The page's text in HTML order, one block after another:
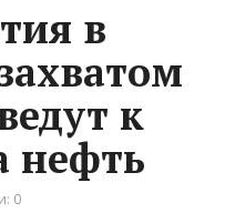
в
к
нефть
0